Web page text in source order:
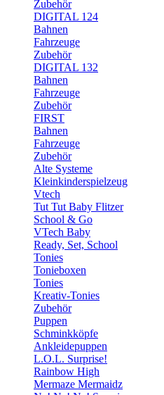
Zubehör
DIGITAL 124
Bahnen
Fahrzeuge
Zubehör
DIGITAL 132
Bahnen
Fahrzeuge
Zubehör
FIRST
Bahnen
Fahrzeuge
Zubehör
Alte Systeme
Kleinkinderspielzeug
Vtech
Tut Tut Baby Flitzer
School & Go
VTech Baby
Ready, Set, School
Tonies
Tonieboxen
Tonies
Kreativ-Tonies
Zubehör
Puppen
Schminkköpfe
Ankleidepuppen
L.O.L. Surprise!
Rainbow High
Mermaze Mermaidz